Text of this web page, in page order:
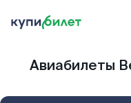
Авиабилеты